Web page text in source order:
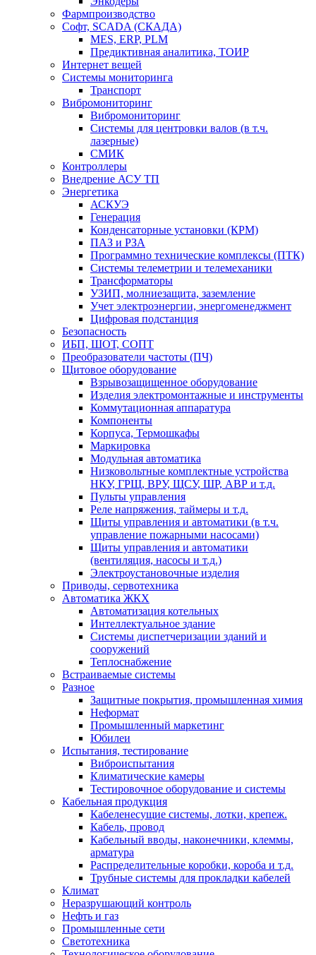
Фармпроизводство
Софт, SCADA (СКАДА)
MES, ERP, PLM
Предиктивная аналитика, ТОИР
Интернет вещей
Системы мониторинга
Транспорт
Вибромониторинг
Вибромониторинг
Системы для центровки валов (в т.ч.
лазерные)
СМИК
Контроллеры
Внедрение АСУ ТП
Энергетика
АСКУЭ
Генерация
Конденсаторные установки (КРМ)
ПАЗ и РЗА
Программно технические комплексы (ПТК)
Системы телеметрии и телемеханики
Трансформаторы
УЗИП, молниезащита, заземление
Учет электроэнергии, энергоменеджмент
Цифровая подстанция
Безопасность
ИБП, ШОТ, СОПТ
Преобразователи частоты (ПЧ)
Щитовое оборудование
Взрывозащищенное оборудование
Изделия электромонтажные и инструменты
Коммутационная аппаратура
Компоненты
Корпуса, Термошкафы
Маркировка
Модульная автоматика
Низковольтные комплектные устройства
НКУ, ГРЩ, ВРУ, ЩСУ, ШР, АВР и т.д.
Пульты управления
Реле напряжения, таймеры и т.д.
Щиты управления и автоматики (в т.ч.
управление пожарными насосами)
Щиты управления и автоматики
(вентиляция, насосы и т.д.)
Электроустановочные изделия
Приводы, сервотехника
Автоматика ЖКХ
Автоматизация котельных
Интеллектуальное здание
Системы диспетчеризации зданий и
сооружений
Теплоснабжение
Встраиваемые системы
Разное
Защитные покрытия, промышленная химия
Неформат
Промышленный маркетинг
Юбилеи
Испытания, тестирование
Виброиспытания
Климатические камеры
Тестировочное оборудование и системы
Кабельная продукция
Кабеленесущие системы, лотки, крепеж.
Кабель, провод
Кабельный вводы, наконечники, клеммы,
арматура
Распределительные коробки, короба и т.д.
Трубные системы для прокладки кабелей
Климат
Неразрушающий контроль
Нефть и газ
Промышленные сети
Светотехника